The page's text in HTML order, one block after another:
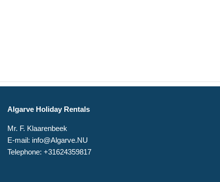
Algarve Holiday Rentals
Mr. F. Klaarenbeek
E-mail: info@Algarve.NU
Telephone: +31624359817